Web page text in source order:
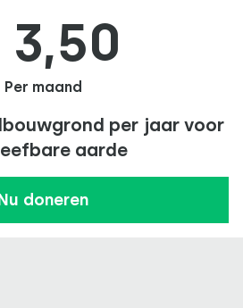
Per maand
per jaar voor
aarde
doneren